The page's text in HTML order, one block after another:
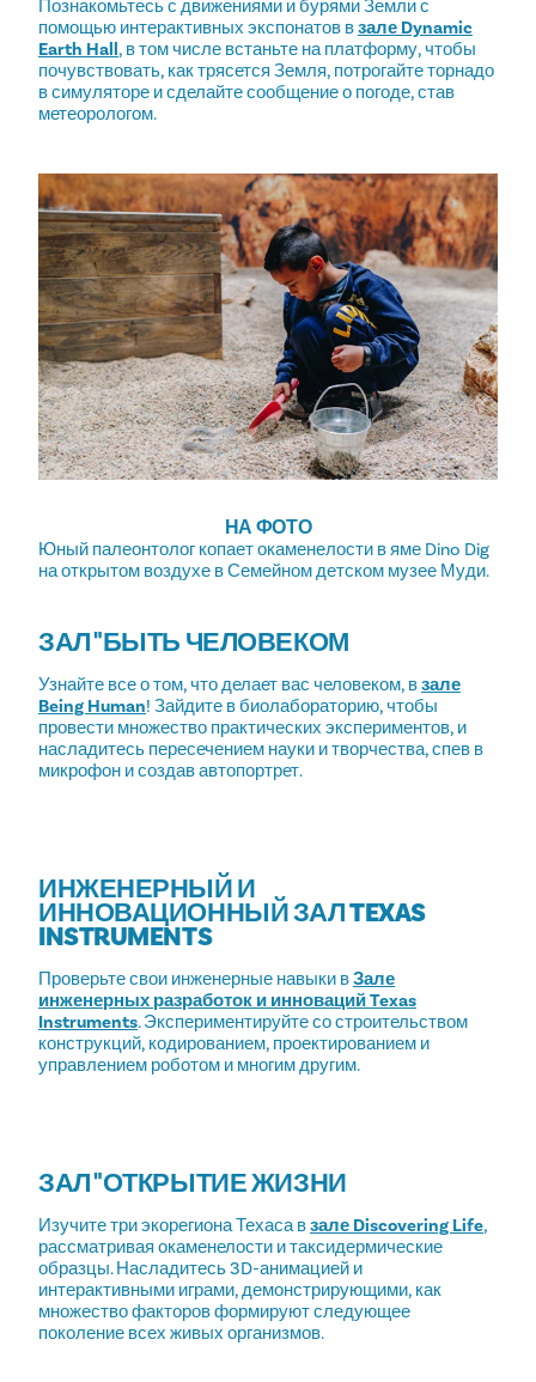
Познакомьтесь с движениями и бурями Земли с
помощью интерактивных экспонатов взале Dynamic
Earth Hall, в том числе встаньте на платформу, чтобы
почувствовать, как трясется Земля, потрогайте торнадо
в симуляторе и сделайте сообщение о погоде, став
метеорологом.
НА ФОТО
Юный палеонтолог копает окаменелости в яме Dino Dig
на открытом воздухе в Семейном детском музее Муди.
ЗАЛ "БЫТЬ ЧЕЛОВЕКОМ
Узнайте все о том, что делает вас человеком, взале
Being Human! Зайдите в биолабораторию, чтобы
провести множество практических экспериментов, и
насладитесь пересечением науки и творчества, спев в
микрофон и создав автопортрет.
ИНЖЕНЕРНЫЙ И
ИННОВАЦИОННЫЙ ЗАЛ TEXAS
INSTRUMENTS
Проверьте свои инженерные навыки вЗале
инженерных разработок и инноваций Texas
Instruments. Экспериментируйте со строительством
конструкций, кодированием, проектированием и
управлением роботом и многим другим.
ЗАЛ "ОТКРЫТИЕ ЖИЗНИ
Изучите три экорегиона Техаса взале Discovering Life,
рассматривая окаменелости и таксидермические
образцы. Насладитесь 3D-анимацией и
интерактивными играми, демонстрирующими, как
множество факторов формируют следующее
поколение всех живых организмов.